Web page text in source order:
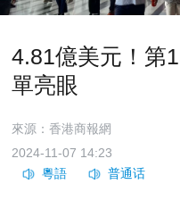
4.81億美元！第
單亮眼
來源：香港商報網
2024-11-07 14:23